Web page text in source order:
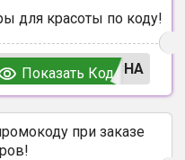
для красоты по коду!
СНА
Показать Код
при заказе